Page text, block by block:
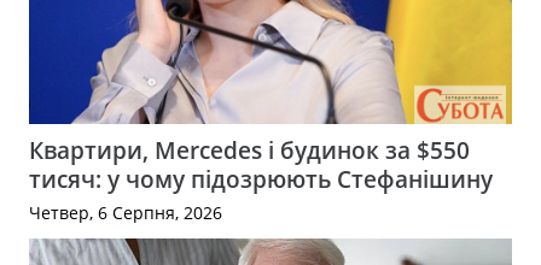
Квартири, Mercedes і будинок за $550
тисяч: у чому підозрюють Стефанішину
Четвер, 6 Серпня, 2026